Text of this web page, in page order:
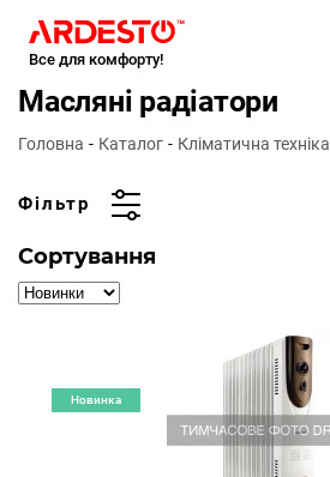
Все для комфорту!
Масляні радіатори
Головна Каталог Кліматична техніка
Фільтр
Сортування
Новинка